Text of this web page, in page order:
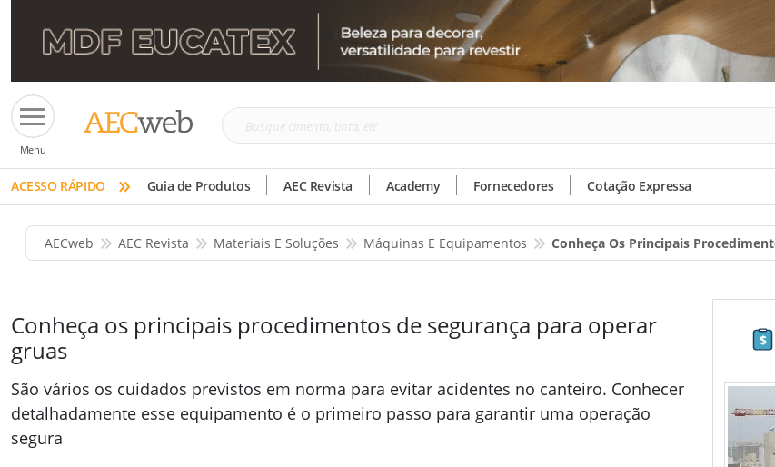
Menu
Busque
tinta,
etc
ACESSO RÁPIDO » Guia de Produtos AEC Revista Academy Fornecedores Cotação Expressa
AECweb AEC Revista Materiais E Soluções Máquinas E Equipamentos Conheça Os Principais
Conheça os principais procedimentos de segurança para operar
gruas
São vários os cuidados previstos em norma para evitar acidentes no canteiro. Conhecer
detalhadamente esse equipamento é o primeiro passo para garantir uma operação
segura